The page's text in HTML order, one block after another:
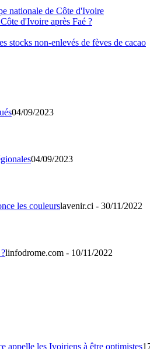
nationale de Côte d'Ivoire
d'Ivoire après Faé ?
stocks non-enlevés de fèves de cacao
04/09/2023
04/09/2023
lavenir.ci - 30/11/2022
linfodrome.com - 10/11/2022